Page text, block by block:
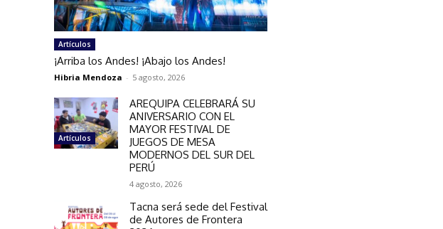
Artículos
¡Arriba los Andes! ¡Abajo los Andes!
Hibria Mendoza - 5 agosto, 2026
Artículos
AREQUIPA CELEBRARÁ SU
ANIVERSARIO CON EL
MAYOR FESTIVAL DE
JUEGOS DE MESA
MODERNOS DEL SUR DEL
PERÚ
4 agosto, 2026
Tacna será sede del Festival
de Autores de Frontera